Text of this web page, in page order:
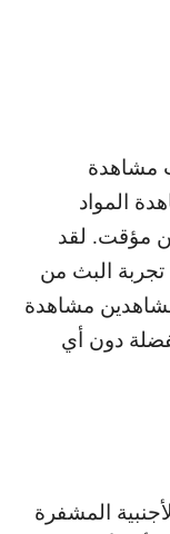
مشاهدة
المواد
مؤقت. لقد
البث من
مشاهدة
دون أي
المشفرة